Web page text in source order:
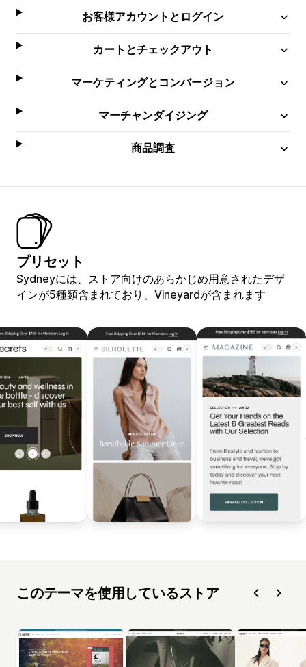
お客様アカウントとログイン
カートとチェックアウト
マーケティングとコンバージョン
マーチャンダイジング
商品調査
プリセット
Sydneyには、ストア向けのあらかじめ用意されたデザ
インが5種類含まれており、Vineyardが含まれます
このテーマを使用しているストア